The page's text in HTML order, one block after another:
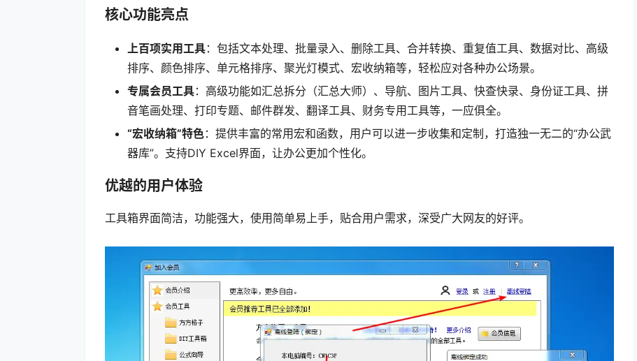
核心功能亮点
上百项实用工具：包括文本处理、批量录入、删除工具、合并转换、重复值工具、数据对比、高级
排序、颜色排序、单元格排序、聚光灯模式、宏收纳箱等，轻松应对各种办公场景。
专属会员工具：高级功能如汇总拆分（汇总大师）、导航、图片工具、快查快录、身份证工具、拼
音笔画处理、打印专题、邮件群发、翻译工具、财务专用工具等，一应俱全。
“宏收纳箱”特色：提供丰富的常用宏和函数，用户可以进一步收集和定制，打造独一无二的“办公武
器库”。支持DIY Excel界面，让办公更加个性化。
优越的用户体验
工具箱界面简洁，功能强大，使用简单易上手，贴合用户需求，深受广大网友的好评。